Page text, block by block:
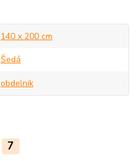
140 x 200 cm
Šedá
obdelnik
7